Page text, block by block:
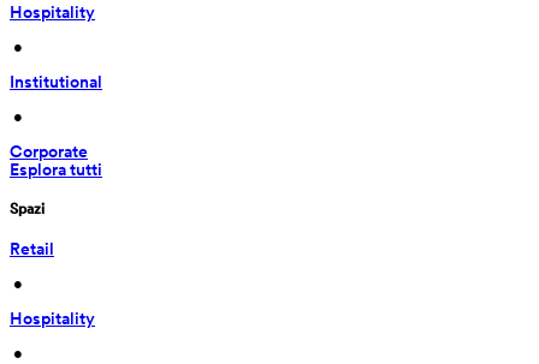
Hospitality
•
Institutional
•
Corporate
Esplora tutti
Spazi
Retail
•
Hospitality
•